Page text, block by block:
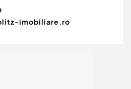
imobiliare.ro